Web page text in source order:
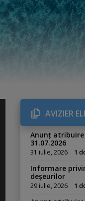
AVIZIER
Anunț
31.07.2026
31 iulie, 2026 1
Informare
deșeurilor
29 iulie, 2026 1